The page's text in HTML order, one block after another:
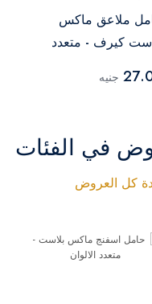
ملاعق ماكس
كيرف - متعدد
جنيه
في الفئات
كل العروض